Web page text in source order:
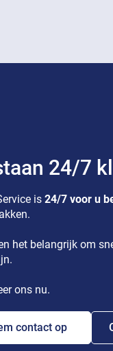
24/7
is24/7 voor u
het belangrijk om
ons nu.
contact op